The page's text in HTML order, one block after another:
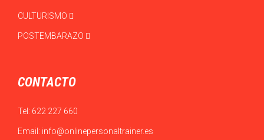
CULTURISMO
POSTEMBARAZO
CONTACTO
Tel: 622 227 660
Email: info@onlinepersonaltrainer.es